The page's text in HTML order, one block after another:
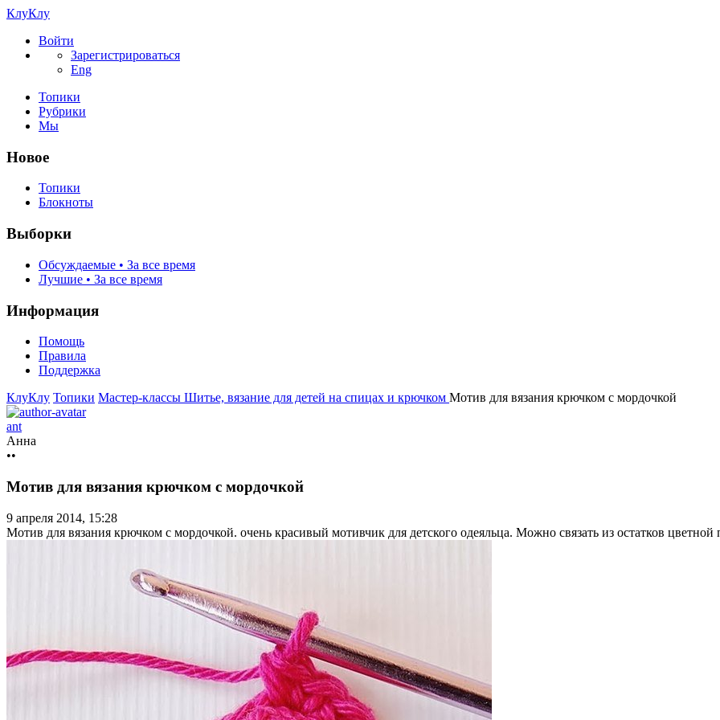
КлуКлу
Войти
Зарегистрироваться
Eng
Топики
Рубрики
Мы
Новое
Топики
Блокноты
Выборки
Обсуждаемые • За все время
Лучшие • За все время
Информация
Помощь
Правила
Поддержка
КлуКлу Топики Мастер-классы Шитье, вязание для детей на спицах и крючком Мотив для вязания крючком с мордочкой
ant
Анна
••
Мотив для вязания крючком с мордочкой
9 апреля 2014, 15:28
Мотив для вязания крючком с мордочкой. очень красивый мотивчик для детского одеяльца. Можно связать из остатков цветной